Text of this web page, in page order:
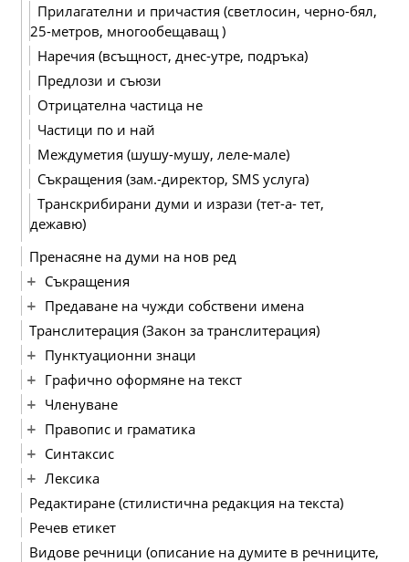
Прилагателни и причастия (светлосин, черно-бял,
25-метров, многообещаващ )
Наречия (всъщност, днес-утре, подръка)
Предлози и съюзи
Отрицателна частица не
Частици по и най
Междуметия (шушу-мушу, леле-мале)
Съкращения (зам.-директор, SMS услуга)
Транскрибирани думи и изрази (тет-а- тет,
дежавю)
Пренасяне на думи на нов ред
Съкращения
Предаване на чужди собствени имена
Транслитерация (Закон за транслитерация)
Пунктуационни знаци
Графично оформяне на текст
Членуване
Правопис и граматика
Синтаксис
Лексика
Редактиране (стилистична редакция на текста)
Речев етикет
Видове речници (описание на думите в речниците,